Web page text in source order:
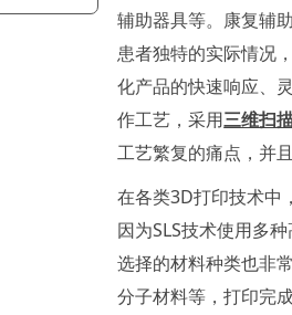
辅助器具等。康复辅
患者独特的实际情况
化产品的快速响应、
作工艺，采用三维扫
工艺繁复的痛点，并
在各类3D打印技术中
因为SLS技术使用多
选择的材料种类也非
分子材料等，打印完